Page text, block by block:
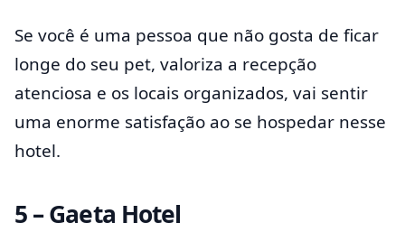
Se você é uma pessoa que não gosta de ficar
longe do seu pet, valoriza a recepção
atenciosa e os locais organizados, vai sentir
uma enorme satisfação ao se hospedar nesse
hotel.
5 – Gaeta Hotel